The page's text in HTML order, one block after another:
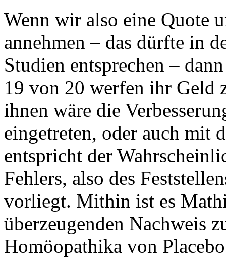
Wenn wir also eine Quote
annehmen – das dürfte in
Studien entsprechen –
19 von 20 werfen ihr Geld
ihnen wäre die
eingetreten, oder auch mit
entspricht der
Fehlers, also des
vorliegt. Mithin ist es
überzeugenden Nachweis
Homöopathika von